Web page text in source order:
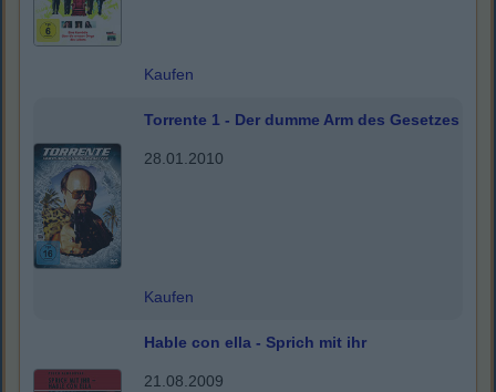
Kaufen
Torrente 1 - Der dumme Arm des Gesetzes
28.01.2010
Kaufen
Hable con ella - Sprich mit ihr
21.08.2009